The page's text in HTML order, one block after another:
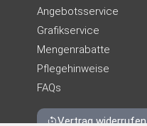
Angebotsservice
Grafikservice
Mengenrabatte
Pflegehinweise
FAQs
Vertrag widerrufen